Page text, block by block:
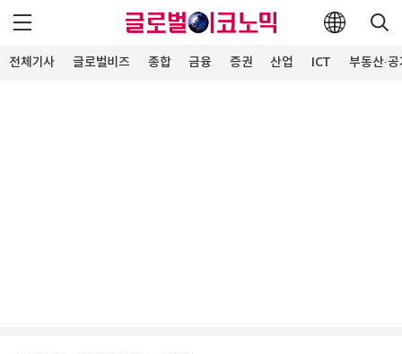
전체기사 글로벌비즈 종합 금융 증권 산업 ICT 부동산·